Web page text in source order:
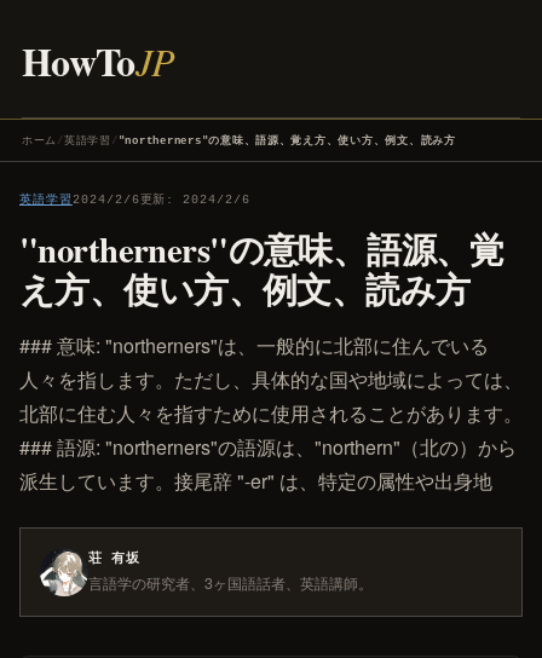
HowToJP
ホーム 英語学習 "northerners"の意味、語源、覚え方、使い方、例文、読み方
英語学習2024/2/6更新:2024/2/6
"northerners"の意味、語源、覚
え方、使い方、例文、読み方
### 意味: "northerners"は、一般的に北部に住んでいる
人々を指します。ただし、具体的な国や地域によっては、
北部に住む人々を指すために使用されることがあります。
### 語源: "northerners"の語源は、"northern"（北の）から
派生しています。接尾辞 "-er" は、特定の属性や出身地
荘 有坂
言語学の研究者、3ヶ国語話者、英語講師。